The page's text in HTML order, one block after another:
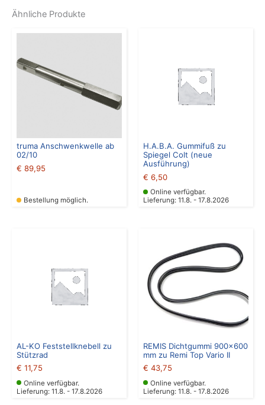
Ähnliche Produkte
truma Anschwenkwelle ab
02/10
€ 89,95
Bestellung möglich.
H.A.B.A. Gummifuß zu
Spiegel Colt (neue
Ausführung)
€ 6,50
Online verfügbar.
Lieferung: 11.8. - 17.8.2026
AL-KO Feststellknebell zu
Stützrad
€ 11,75
Online verfügbar.
Lieferung: 11.8. - 17.8.2026
REMIS Dichtgummi 900×600
mm zu Remi Top Vario II
€ 43,75
Online verfügbar.
Lieferung: 11.8. - 17.8.2026